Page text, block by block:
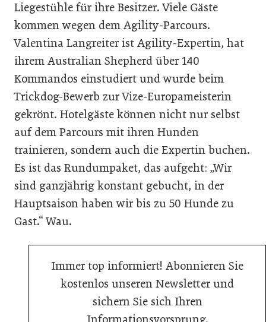
Liegestühle für ihre Besitzer. Viele Gäste
kommen wegen dem Agility-Parcours.
Valentina Langreiter ist Agility-Expertin, hat
ihrem Australian Shepherd über 140
Kommandos einstudiert und wurde beim
Trickdog-Bewerb zur Vize-Europameisterin
gekrönt. Hotelgäste können nicht nur selbst
auf dem Parcours mit ihren Hunden
trainieren, sondern auch die Expertin buchen.
Es ist das Rundumpaket, das aufgeht: „Wir
sind ganzjährig konstant gebucht, in der
Hauptsaison haben wir bis zu 50 Hunde zu
Gast.“ Wau.
Immer top informiert! Abonnieren Sie
kostenlos unseren Newsletter und
sichern Sie sich Ihren